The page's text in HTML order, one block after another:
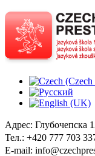
Адрес: Глубочепска
Тел.: +420 777 703
E-mail: